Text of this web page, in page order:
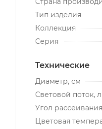
Тип изделия
Коллекция
Серия
Технические
Диаметр, см
Световой поток,
Угол
Цветовая